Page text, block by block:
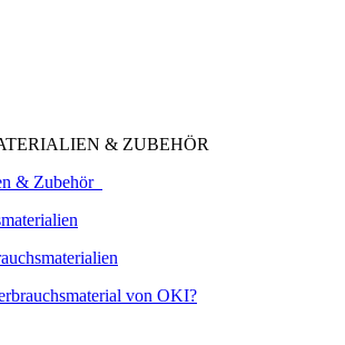
& ZUBEHÖR
& Zubehör
von OKI?